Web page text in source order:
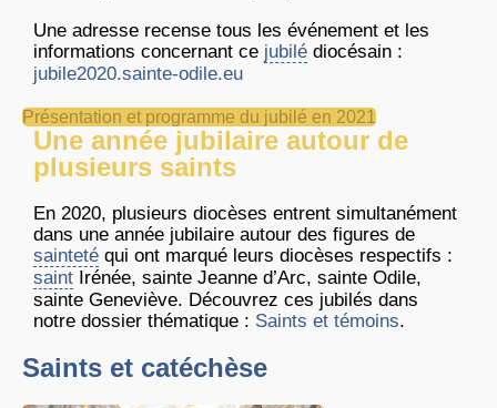
Une adresse recense tous les événement et les
informations concernant ce jubilé diocésain :
jubile2020.sainte-odile.eu
Présentation et programme du jubilé en 2021
Une année jubilaire autour de
plusieurs saints
En 2020, plusieurs diocèses entrent simultanément
dans une année jubilaire autour des figures de
sainteté qui ont marqué leurs diocèses respectifs :
saint Irénée, sainte Jeanne d’Arc, sainte Odile,
sainte Geneviève. Découvrez ces jubilés dans
notre dossier thématique : Saints et témoins.
Saints et catéchèse